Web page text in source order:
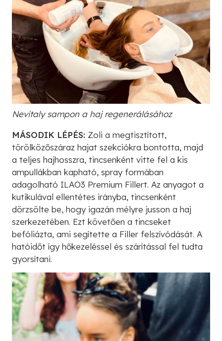
Nevitaly sampon a haj regenerálásához
MÁSODIK LÉPÉS: Zoli a megtisztított,
törölközőszáraz hajat szekciókra bontotta, majd
a teljes hajhosszra, tincsenként vitte fel a kis
ampullákban kapható, spray formában
adagolható ILAO3 Premium Fillert. Az anyagot a
kutikulával ellentétes irányba, tincsenként
dörzsölte be, hogy igazán mélyre jusson a haj
szerkezetében. Ezt követően a tincseket
befóliázta, ami segítette a Filler felszívódását. A
hatóidőt így hőkezeléssel és szárítással fel tudta
gyorsítani.